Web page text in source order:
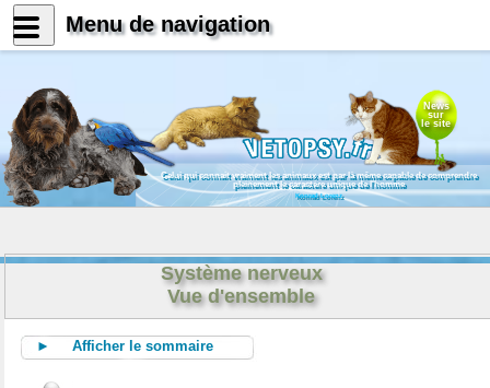
News
sur
le site
Celui qui connait vraiment les animaux est par là même capable de comprendre
pleinement le caractère unique de l'homme
Konrad Lorenz
Système nerveux
Vue d'ensemble
► Afficher le sommaire
Menu de navigation